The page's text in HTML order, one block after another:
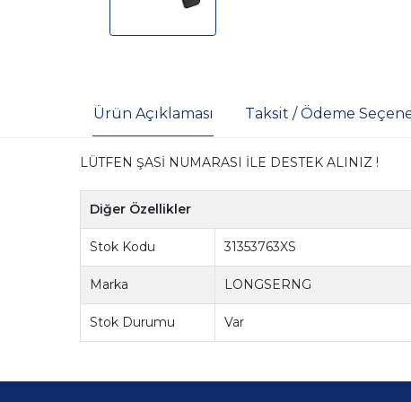
Ürün Açıklaması Taksit / Ödeme
LÜTFEN ŞASİ NUMARASI İLE DESTEK ALINIZ !
Diğer Özellikler
Stok Kodu 31353763XS
Marka LONGSERNG
Stok Durumu Var